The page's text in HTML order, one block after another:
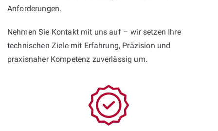
Anforderungen.
Nehmen Sie Kontakt mit uns auf – wir setzen Ihre
technischen Ziele mit Erfahrung, Präzision und
praxisnaher Kompetenz zuverlässig um.